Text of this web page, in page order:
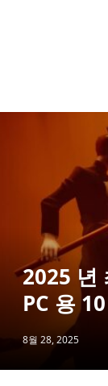
2025 년
PC 용
8월 28, 2025